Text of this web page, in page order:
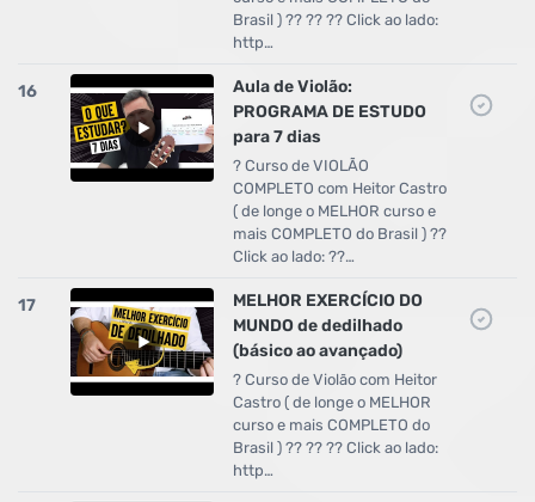
Brasil ) ?? ?? ?? Click ao lado:
http…
16
Aula de Violão:
PROGRAMA DE ESTUDO
para 7 dias
? Curso de VIOLÃO
COMPLETO com Heitor Castro
( de longe o MELHOR curso e
mais COMPLETO do Brasil ) ??
Click ao lado: ??…
17
MELHOR EXERCÍCIO DO
MUNDO de dedilhado
(básico ao avançado)
? Curso de Violão com Heitor
Castro ( de longe o MELHOR
curso e mais COMPLETO do
Brasil ) ?? ?? ?? Click ao lado:
http…